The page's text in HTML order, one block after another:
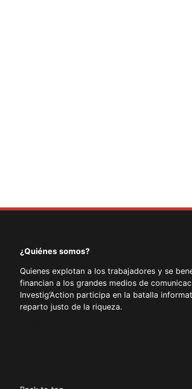
¿Quiénes somos?
Quienes explotan a los trabajadores y se
financian a los grandes medios de
Investig’Action participa en la batalla
reparto justo de la riqueza.